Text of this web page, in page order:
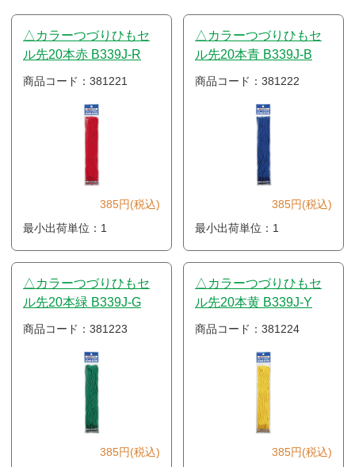
△カラーつづりひもセ
ル先20本赤 B339J-R
商品コード：381221
385円(税込)
最小出荷単位：1
△カラーつづりひもセ
ル先20本青 B339J-B
商品コード：381222
385円(税込)
最小出荷単位：1
△カラーつづりひもセ
ル先20本緑 B339J-G
商品コード：381223
385円(税込)
△カラーつづりひもセ
ル先20本黄 B339J-Y
商品コード：381224
385円(税込)